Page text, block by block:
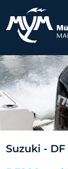
Suzuki - DF